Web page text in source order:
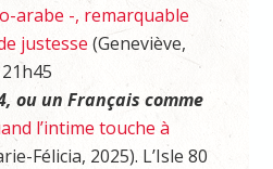
arabe -, remarquable
justesse (Geneviève,
ou un Français comme
l’intime touche à
Félicia, 2025). L’Isle 80